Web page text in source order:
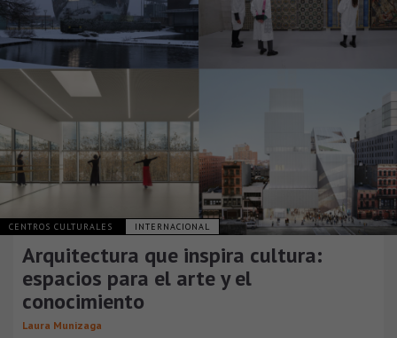
CENTROS CULTURALES INTERNACIONAL
Arquitectura que inspira cultura:
espacios para el arte y el
conocimiento
Laura Munizaga